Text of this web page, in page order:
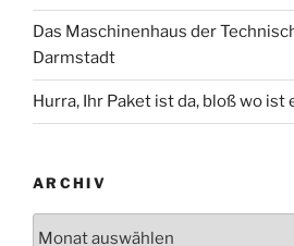
Das Maschinenhaus der
Darmstadt
Hurra, Ihr Paket ist da, bloß wo ist
ARCHIV